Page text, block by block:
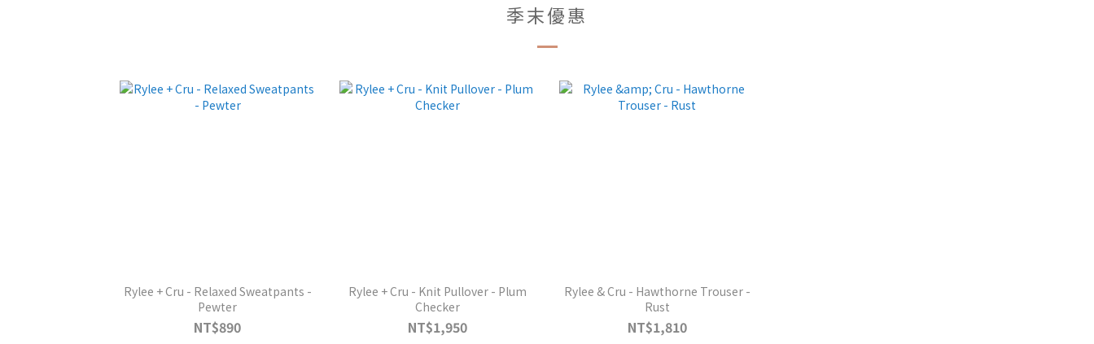
季末優惠
Rylee + Cru - Relaxed Sweatpants -
Pewter
NT$890
Rylee + Cru - Knit Pullover - Plum
Checker
NT$1,950
Rylee & Cru - Hawthorne Trouser -
Rust
NT$1,810